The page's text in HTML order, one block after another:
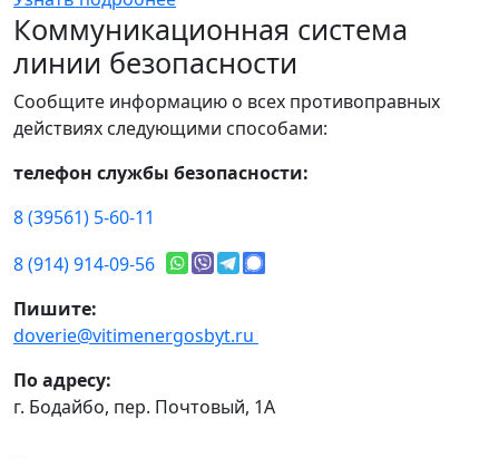
Коммуникационная система
линии безопасности
Сообщите информацию о всех противоправных
действиях следующими способами:
телефон службы безопасности:
8 (39561) 5-60-11
8 (914) 914-09-56
Пишите:
doverie@vitimenergosbyt.ru
По адресу:
г. Бодайбо, пер. Почтовый, 1А